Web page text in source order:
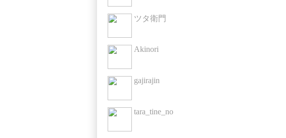
ツタ衛門
Akinori
gajirajin
tara_tine_no